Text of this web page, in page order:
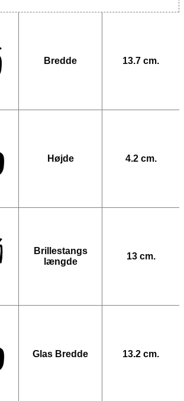
Bredde 13.7 cm.
Højde 4.2 cm.
Brillestangs
længde
13 cm.
Glas Bredde 13.2 cm.